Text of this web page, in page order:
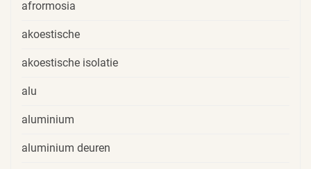
afrormosia
akoestische
akoestische isolatie
alu
aluminium
aluminium deuren